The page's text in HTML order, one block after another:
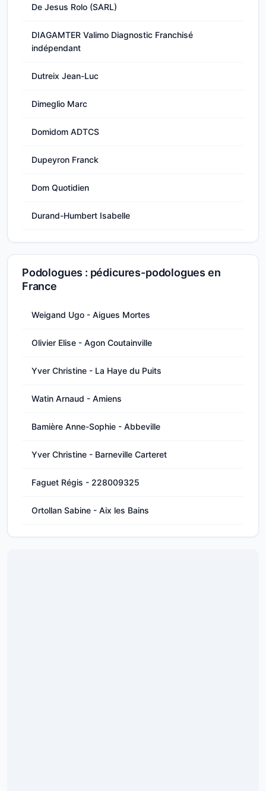
De Jesus Rolo (SARL)
DIAGAMTER Valimo Diagnostic Franchisé
indépendant
Dutreix Jean-Luc
Dimeglio Marc
Domidom ADTCS
Dupeyron Franck
Dom Quotidien
Durand-Humbert Isabelle
Podologues : pédicures-podologues en
France
Weigand Ugo - Aigues Mortes
Olivier Elise - Agon Coutainville
Yver Christine - La Haye du Puits
Watin Arnaud - Amiens
Bamière Anne-Sophie - Abbeville
Yver Christine - Barneville Carteret
Faguet Régis - 228009325
Ortollan Sabine - Aix les Bains